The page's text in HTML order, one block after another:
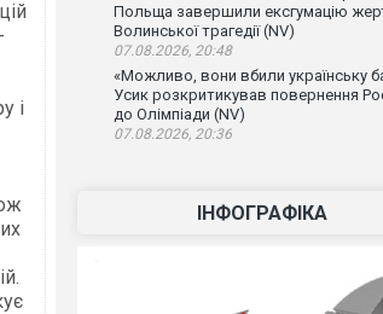
і
Польща завершили ексгумацію
Волинської трагедії (NV)
07.08.2026, 20:48
«Можливо, вони вбили українську
Усик розкритикував повернення
до Олімпіади (NV)
07.08.2026, 20:36
ІНФОГРАФІКА